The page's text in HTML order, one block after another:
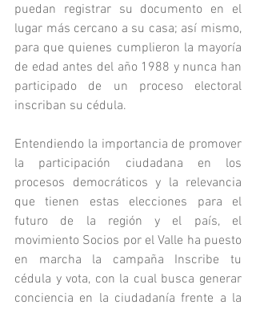
puedan registrar su documento en el
lugar más cercano a su casa; así mismo,
para que quienes cumplieron la mayoría
de edad antes del año 1988 y nunca han
participado de un proceso electoral
inscriban su cédula.
Entendiendo la importancia de promover
la participación ciudadana en los
procesos democráticos y la relevancia
que tienen estas elecciones para el
futuro de la región y el país, el
movimiento Socios por el Valle ha puesto
en marcha la campaña Inscribe tu
cédula y vota, con la cual busca generar
conciencia en la ciudadanía frente a la